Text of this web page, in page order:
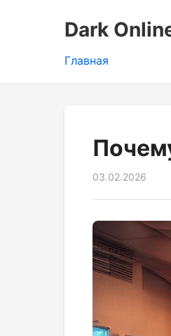
Dark
Главная
03.02.2026